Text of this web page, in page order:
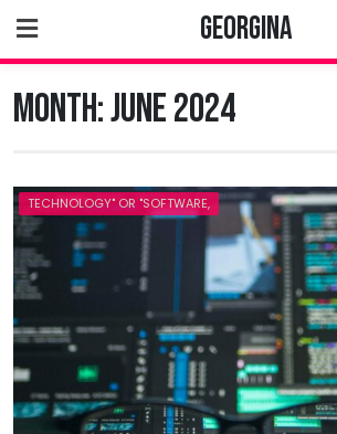
to
content
Georgina
Month:June 2024
TECHNOLOGY" OR "SOFTWARE,